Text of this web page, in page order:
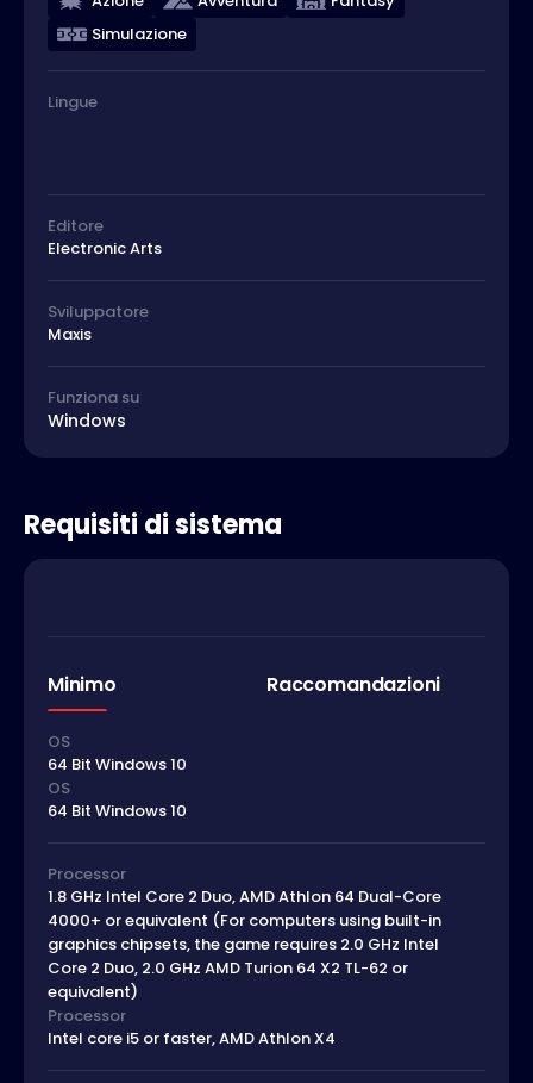
Simulazione
Lingue
Editore
Electronic Arts
Sviluppatore
Maxis
Funziona su
Windows
Requisiti di sistema
Minimo Raccomandazioni
OS
64 Bit Windows 10
OS
64 Bit Windows 10
Processor
1.8 GHz Intel Core 2 Duo, AMD Athlon 64 Dual-Core
4000+ or equivalent (For computers using built-in
graphics chipsets, the game requires 2.0 GHz Intel
Core 2 Duo, 2.0 GHz AMD Turion 64 X2 TL-62 or
equivalent)
Processor
Intel core i5 or faster, AMD Athlon X4